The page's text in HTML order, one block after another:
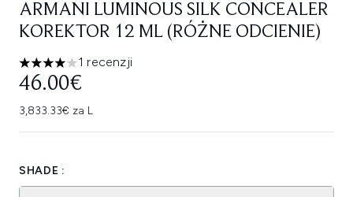
ARMANI LUMINOUS SILK CONCEALER
KOREKTOR 12 ML (RÓŻNE ODCIENIE)
4 gwiazdek na maksymalnie 5
1 recenzji
46.00€
3,833.33€ za L
SHADE :